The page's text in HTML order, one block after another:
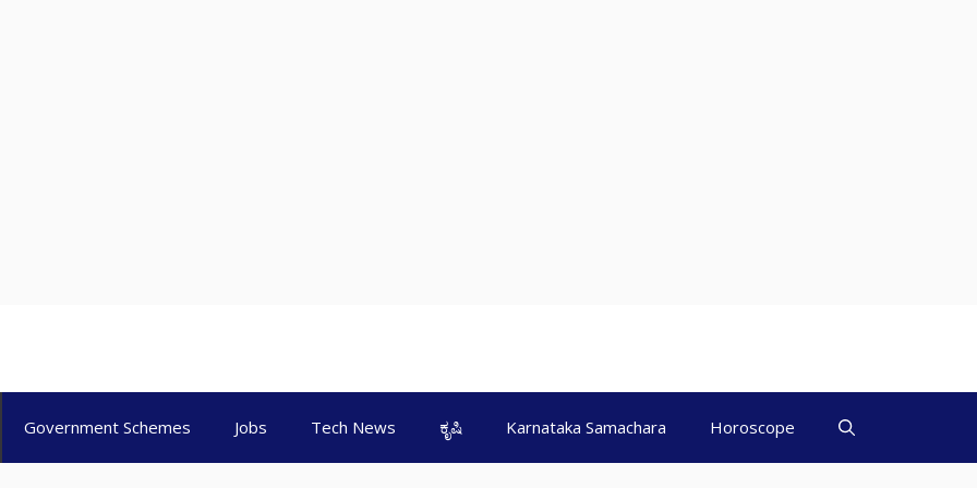
Government Schemes Jobs Tech News ಕೃಷಿ Karnataka Samachara Horoscope